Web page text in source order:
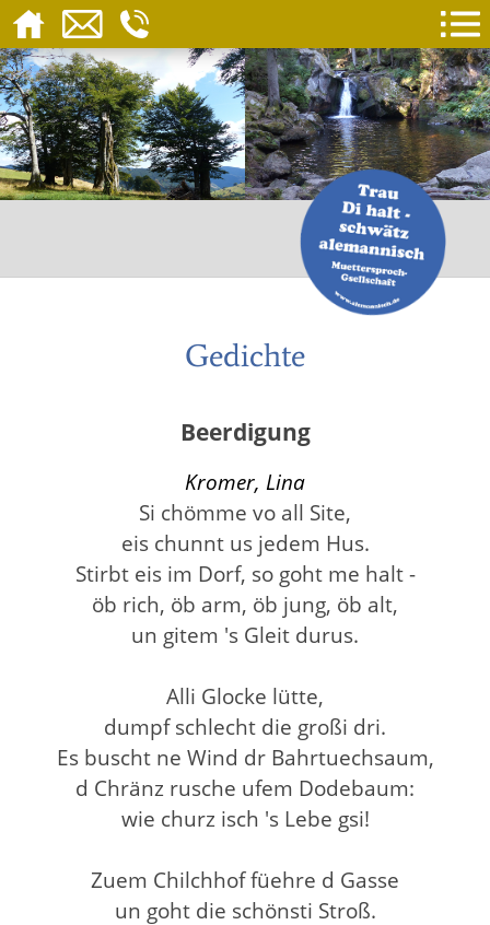
Gedichte
Beerdigung
Kromer, Lina
Si chömme vo all Site,
eis chunnt us jedem Hus.
Stirbt eis im Dorf, so goht me halt -
öb rich, öb arm, öb jung, öb alt,
un gitem 's Gleit durus.
Alli Glocke lütte,
dumpf schlecht die großi dri.
Es buscht ne Wind dr Bahrtuechsaum,
d Chränz rusche ufem Dodebaum:
wie churz isch 's Lebe gsi!
Zuem Chilchhof füehre d Gasse
un goht die schönsti Stroß.